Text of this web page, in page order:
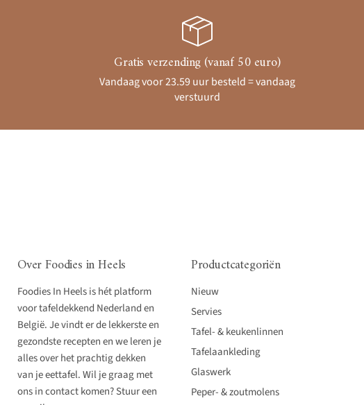
Gratis verzending (vanaf 50 euro)
Vandaag voor 23.59 uur besteld = vandaag
verstuurd
Over Foodies in Heels
Foodies In Heels is hét platform
voor tafeldekkend Nederland en
België. Je vindt er de lekkerste en
gezondste recepten en we leren je
alles over het prachtig dekken
van je eettafel. Wil je graag met
ons in contact komen? Stuur een
Productcategoriën
Nieuw
Servies
Tafel- & keukenlinnen
Tafelaankleding
Glaswerk
Peper- & zoutmolens